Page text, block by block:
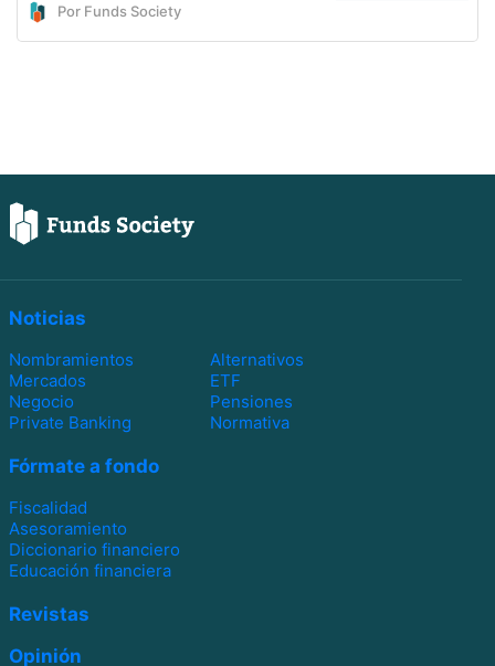
Por Funds Society
Noticias
Nombramientos
Alternativos
Mercados
ETF
Negocio
Pensiones
Private Banking
Normativa
Fórmate a fondo
Fiscalidad
Asesoramiento
Diccionario financiero
Educación financiera
Revistas
Opinión